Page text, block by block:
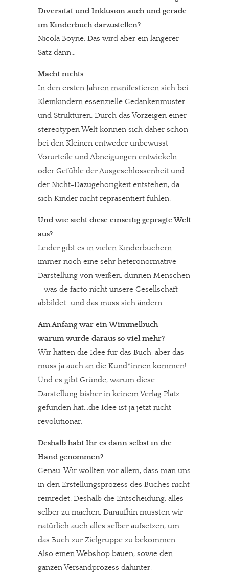
Diversität und Inklusion auch und gerade
im Kinderbuch darzustellen?
Nicola Boyne: Das wird aber ein längerer
Satz dann…
Macht nichts.
In den ersten Jahren manifestieren sich bei
Kleinkindern essenzielle Gedankenmuster
und Strukturen: Durch das Vorzeigen einer
stereotypen Welt können sich daher schon
bei den Kleinen entweder unbewusst
Vorurteile und Abneigungen entwickeln
oder Gefühle der Ausgeschlossenheit und
der Nicht-Dazugehörigkeit entstehen, da
sich Kinder nicht repräsentiert fühlen.
Und wie sieht diese einseitig geprägte Welt
aus?
Leider gibt es in vielen Kinderbüchern
immer noch eine sehr heteronormative
Darstellung von weißen, dünnen Menschen
– was de facto nicht unsere Gesellschaft
abbildet…und das muss sich ändern.
Am Anfang war ein Wimmelbuch –
warum wurde daraus so viel mehr?
Wir hatten die Idee für das Buch, aber das
muss ja auch an die Kund*innen kommen!
Und es gibt Gründe, warum diese
Darstellung bisher in keinem Verlag Platz
gefunden hat…die Idee ist ja jetzt nicht
revolutionär.
Deshalb habt Ihr es dann selbst in die
Hand genommen?
Genau. Wir wollten vor allem, dass man uns
in den Erstellungsprozess des Buches nicht
reinredet. Deshalb die Entscheidung, alles
selber zu machen. Daraufhin mussten wir
natürlich auch alles selber aufsetzen, um
das Buch zur Zielgruppe zu bekommen.
Also einen Webshop bauen, sowie den
ganzen Versandprozess dahinter,